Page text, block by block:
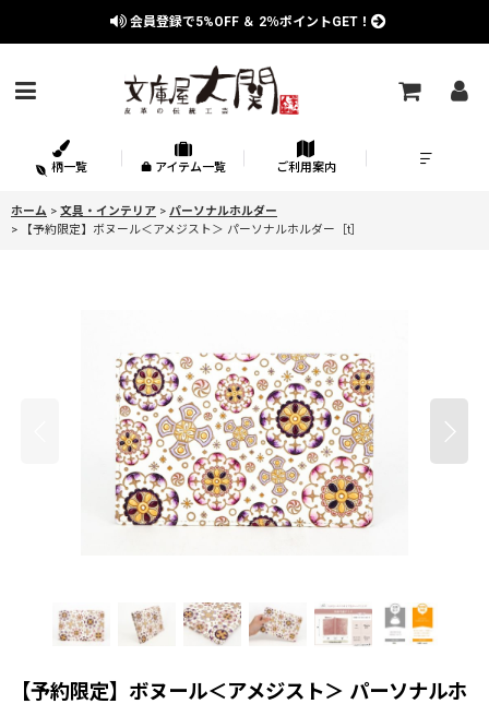
会員登録で5%OFF ＆ 2％ポイントGET！
柄一覧 アイテム一覧 ご利用案内
ホーム > 文具・インテリア > パーソナルホルダー
>
【予約限定】ボヌール＜アメジスト＞ パーソナルホルダー［t］
【予約限定】ボヌール＜アメジスト＞ パーソナルホ